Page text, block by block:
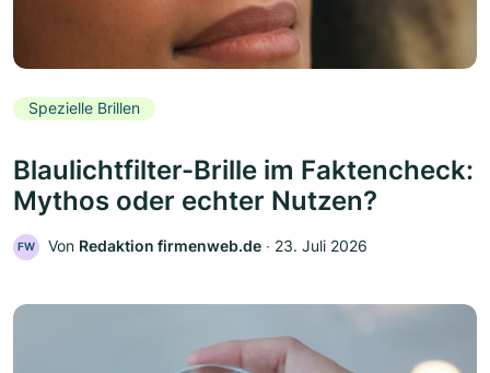
Spezielle Brillen
Blaulichtfilter-Brille im Faktencheck:
Mythos oder echter Nutzen?
FW Von Redaktion firmenweb.de ‧ 23. Juli 2026